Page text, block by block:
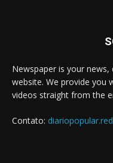
Newspaper is your
website. We provide you
videos straight from the
Contato: